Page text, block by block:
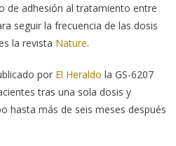
de adhesión al tratamiento entre
seguir la frecuencia de las dosis
la revista Nature.
por El Heraldo la GS-6207
tras una sola dosis y
hasta más de seis meses después